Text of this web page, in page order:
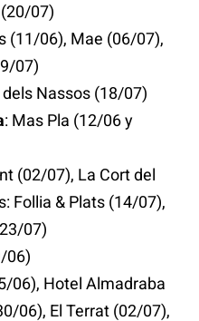
07)
(11/06), Mae (06/07),
07)
dels Nassos (18/07)
: Mas Pla (12/06 y
(02/07), La Cort del
Follia & Plats (14/07),
07)
06)
06), Hotel Almadraba
06), El Terrat (02/07),